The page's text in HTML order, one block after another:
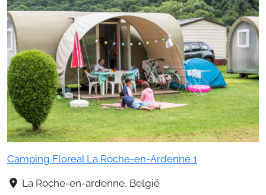
Camping Floreal La Roche-en-Ardenne 1
La Roche-en-ardenne, België